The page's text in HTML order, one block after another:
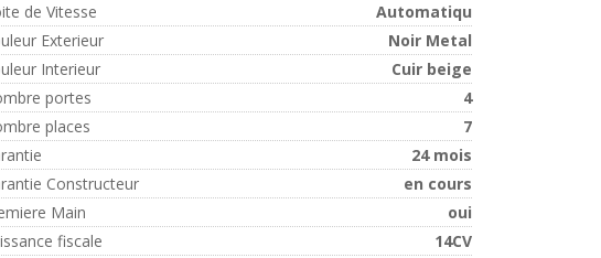
de Vitesse
Automatiqu
Exterieur
Noir Metal
Interieur
Cuir beige
portes
4
places
7
24 mois
Constructeur
en cours
Main
oui
fiscale
14CV